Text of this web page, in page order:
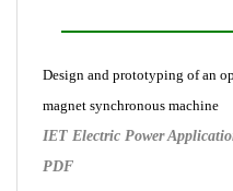
Design and prototyping of an
magnet synchronous machine
IET Electric Power
PDF